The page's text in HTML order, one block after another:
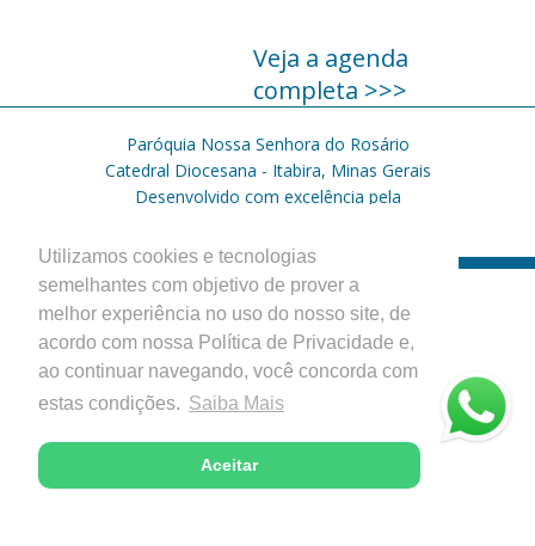
Utilizamos cookies e tecnologias
semelhantes com objetivo de prover a
melhor experiência no uso do nosso site, de
acordo com nossa Política de Privacidade e,
ao continuar navegando, você concorda com
estas condições. Saiba Mais
Aceitar
Veja a agenda
completa >>>
Paróquia Nossa Senhora do Rosário
Catedral Diocesana - Itabira, Minas Gerais
Desenvolvido com excelência pela